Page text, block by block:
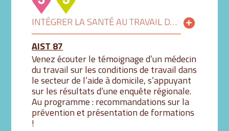
INTÉGRER LA SANTÉ AU TRAVAIL DANS LE PARCOURS PROFESSIONNEL
AIST 87
Venez écouter le témoignage d’un médecin
du travail sur les conditions de travail dans
le secteur de l’aide à domicile, s’appuyant
sur les résultats d’une enquête régionale.
Au programme : recommandations sur la
prévention et présentation de formations
!